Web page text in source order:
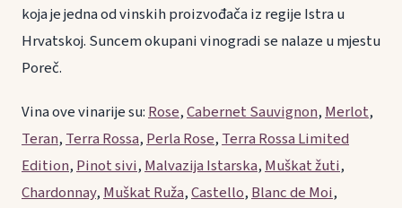
koja je jedna od vinskih proizvođača iz regije Istra u
Hrvatskoj. Suncem okupani vinogradi se nalaze u mjestu
Poreč.
Vina ove vinarije su:Rose,Cabernet Sauvignon,Merlot,
Teran,Terra Rossa,Perla Rose,Terra Rossa Limited
Edition,Pinot sivi,Malvazija Istarska,Muškat žuti,
Chardonnay,Muškat Ruža,Castello,Blanc de Moi,